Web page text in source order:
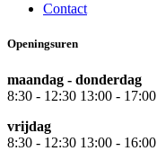
Contact
Openingsuren
maandag - donderdag
8:30 - 12:30 13:00 - 17:00
vrijdag
8:30 - 12:30 13:00 - 16:00